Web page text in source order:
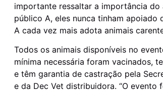
importante ressaltar a importância do
público A, eles nunca tinham
A cada vez mais adota animais
Todos os animais disponíveis no
mínima necessária foram vacinados,
e têm garantia de castração pela
e da Dec Vet distribuidora. “O